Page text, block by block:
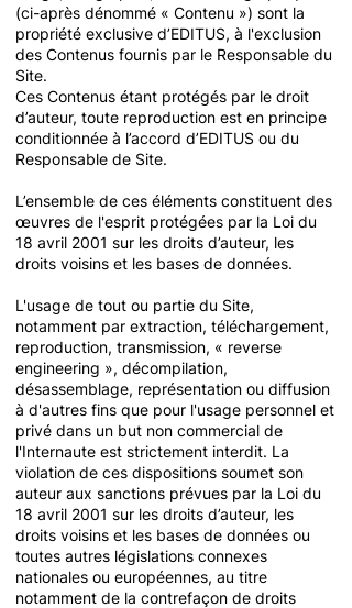
(ci-après dénommé « Contenu ») sont la
propriété exclusive d’EDITUS, à l'exclusion
des Contenus fournis par le Responsable du
Site.
Ces Contenus étant protégés par le droit
d’auteur, toute reproduction est en principe
conditionnée à l’accord d’EDITUS ou du
Responsable de Site.
L’ensemble de ces éléments constituent des
œuvres de l'esprit protégées par la Loi du
18 avril 2001 sur les droits d’auteur, les
droits voisins et les bases de données.
L'usage de tout ou partie du Site,
notamment par extraction, téléchargement,
reproduction, transmission, « reverse
engineering », décompilation,
désassemblage, représentation ou diffusion
à d'autres fins que pour l'usage personnel et
privé dans un but non commercial de
l'Internaute est strictement interdit. La
violation de ces dispositions soumet son
auteur aux sanctions prévues par la Loi du
18 avril 2001 sur les droits d’auteur, les
droits voisins et les bases de données ou
toutes autres législations connexes
nationales ou européennes, au titre
notamment de la contrefaçon de droits